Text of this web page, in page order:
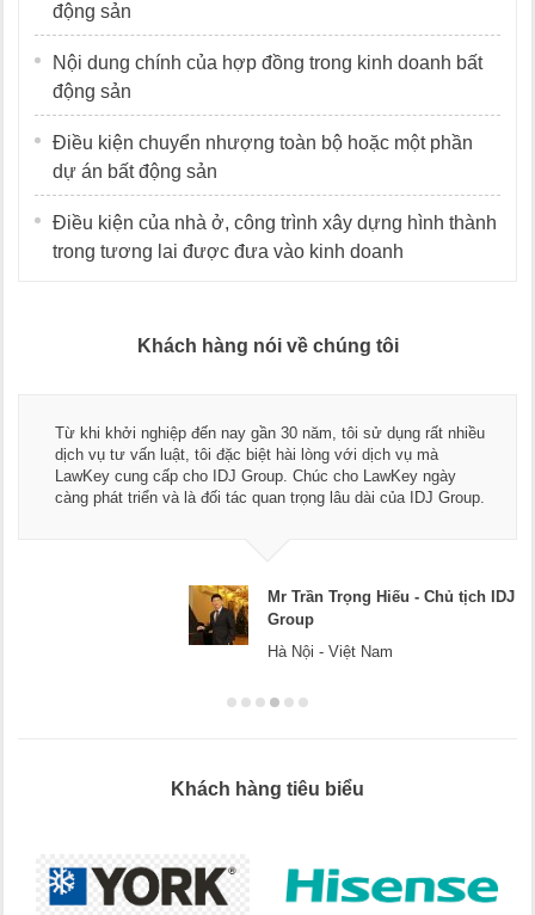
động sản
Nội dung chính của hợp đồng trong kinh doanh bất
động sản
Điều kiện chuyển nhượng toàn bộ hoặc một phần
dự án bất động sản
Điều kiện của nhà ở, công trình xây dựng hình thành
trong tương lai được đưa vào kinh doanh
Khách hàng nói về chúng tôi
Từ khi khởi nghiệp đến nay gần 30 năm, tôi sử dụng rất nhiều
dịch vụ tư vấn luật, tôi đặc biệt hài lòng với dịch vụ mà
LawKey cung cấp cho IDJ Group. Chúc cho LawKey ngày
càng phát triển và là đối tác quan trọng lâu dài của IDJ Group.
Mr Trần Trọng Hiếu - Chủ tịch IDJ
Group
Hà Nội - Việt Nam
Khách hàng tiêu biểu